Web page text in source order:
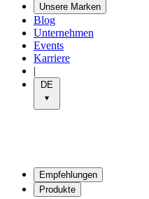
Unsere Marken
Blog
Unternehmen
Events
Karriere
|
DE
Empfehlungen
Produkte